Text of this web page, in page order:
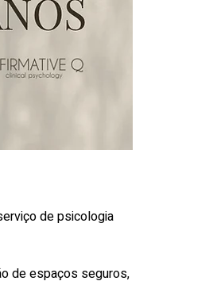
de psicologia
de espaços seguros,